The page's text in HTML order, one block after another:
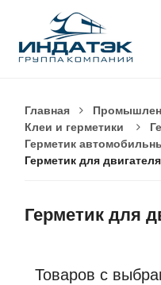
Главная
Клеи и герметики
Герметик
Герметик для двигателя
Герметик для
Товаров с